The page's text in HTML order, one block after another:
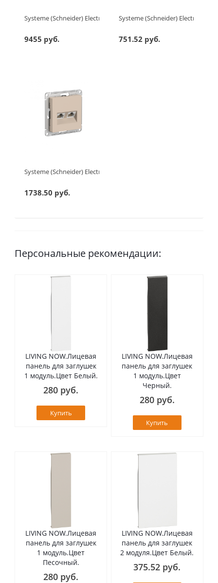
Systeme (Schneider) Electric ATLASDESIGN ТЕРМОСТАТ
9455 руб.
Systeme (Schneider) Electric
751.52 руб.
Systeme (Schneider) Electric ATLASDESIGN РОЗЕТКА двойная
1738.50 руб.
Персональные рекомендации:
LIVING NOW.Лицевая
панель для заглушек
1 модуль.Цвет Белый.
280 руб.
Купить
LIVING NOW.Лицевая
панель для заглушек
1 модуль.Цвет
Черный.
280 руб.
Купить
LIVING NOW.Лицевая
панель для заглушек
1 модуль.Цвет
Песочный.
280 руб.
LIVING NOW.Лицевая
панель для заглушек
2 модуля.Цвет Белый.
375.52 руб.